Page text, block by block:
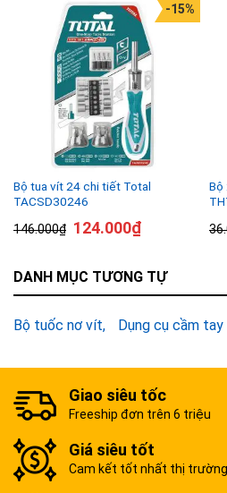
Bộ tua vít 24 chi tiết Total
TACSD30246
146.000₫
-15%
124.000₫
Bộ
DANH MỤC TƯƠNG TỰ
Bộ tuốc nơ vít Dụng cụ cầm
Giao siêu tốc
Freeship đơn trên 6 triệu
Giá siêu tốt
Cam kết tốt nhất thị trường